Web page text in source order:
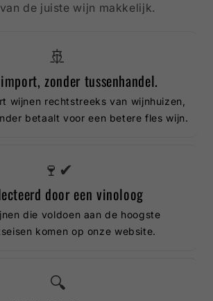
de juiste wijn makkelijk.
🚢
zonder tussenhandel.
wijnen rechtstreeks van wijnhuizen,
betaalt voor een betere fles wijn.
🍷✔
door een vinoloog
die voldoen aan de hoogste
komen op onze website.
🔍